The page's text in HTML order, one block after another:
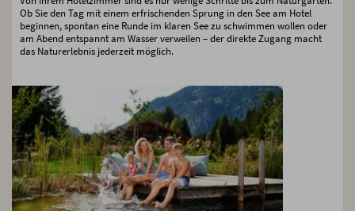
Ob Sie den Tag mit einem erfrischenden Sprung in den See am Hotel
beginnen, spontan eine Runde im klaren See zu schwimmen wollen oder
am Abend entspannt am Wasser verweilen – der direkte Zugang macht
das Naturerlebnis jederzeit möglich.